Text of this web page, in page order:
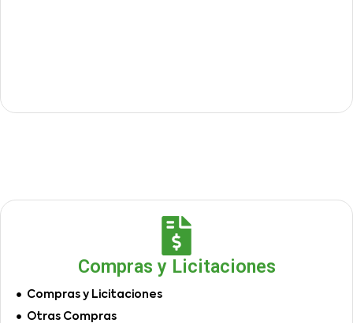
Compras y Licitaciones
Compras y Licitaciones
Otras Compras